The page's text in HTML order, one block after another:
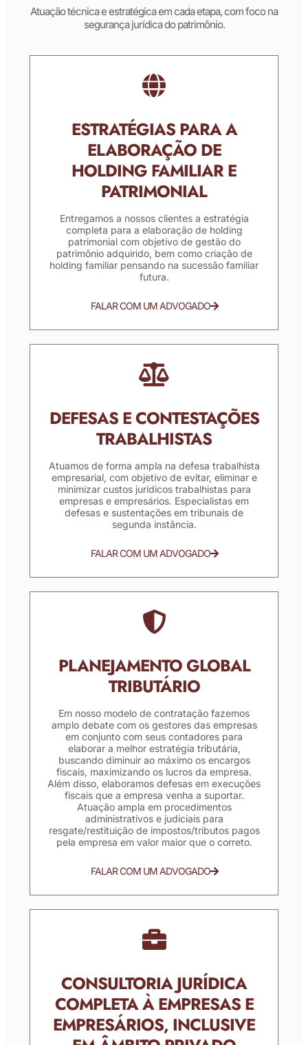
Atuação técnica e estratégica em cada etapa, com foco na
segurança jurídica do patrimônio.
ESTRATÉGIAS PARA A
ELABORAÇÃO DE
HOLDING FAMILIAR E
PATRIMONIAL
Entregamos a nossos clientes a estratégia
completa para a elaboração de holding
patrimonial com objetivo de gestão do
patrimônio adquirido, bem como criação de
holding familiar pensando na sucessão familiar
futura.
FALAR COM UM ADVOGADO
DEFESAS E CONTESTAÇÕES
TRABALHISTAS
Atuamos de forma ampla na defesa trabalhista
empresarial, com objetivo de evitar, eliminar e
minimizar custos jurídicos trabalhistas para
empresas e empresários. Especialistas em
defesas e sustentações em tribunais de
segunda instância.
FALAR COM UM ADVOGADO
PLANEJAMENTO GLOBAL
TRIBUTÁRIO
Em nosso modelo de contratação fazemos
amplo debate com os gestores das empresas
em conjunto com seus contadores para
elaborar a melhor estratégia tributária,
buscando diminuir ao máximo os encargos
fiscais, maximizando os lucros da empresa.
Além disso, elaboramos defesas em execuções
fiscais que a empresa venha a suportar.
Atuação ampla em procedimentos
administrativos e judiciais para
resgate/restituição de impostos/tributos pagos
pela empresa em valor maior que o correto.
FALAR COM UM ADVOGADO
CONSULTORIA JURÍDICA
COMPLETA À EMPRESAS E
EMPRESÁRIOS, INCLUSIVE